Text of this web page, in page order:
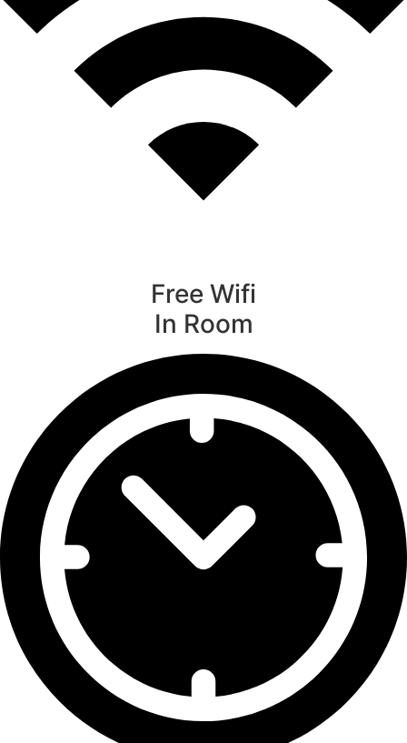
Free Wifi
In Room